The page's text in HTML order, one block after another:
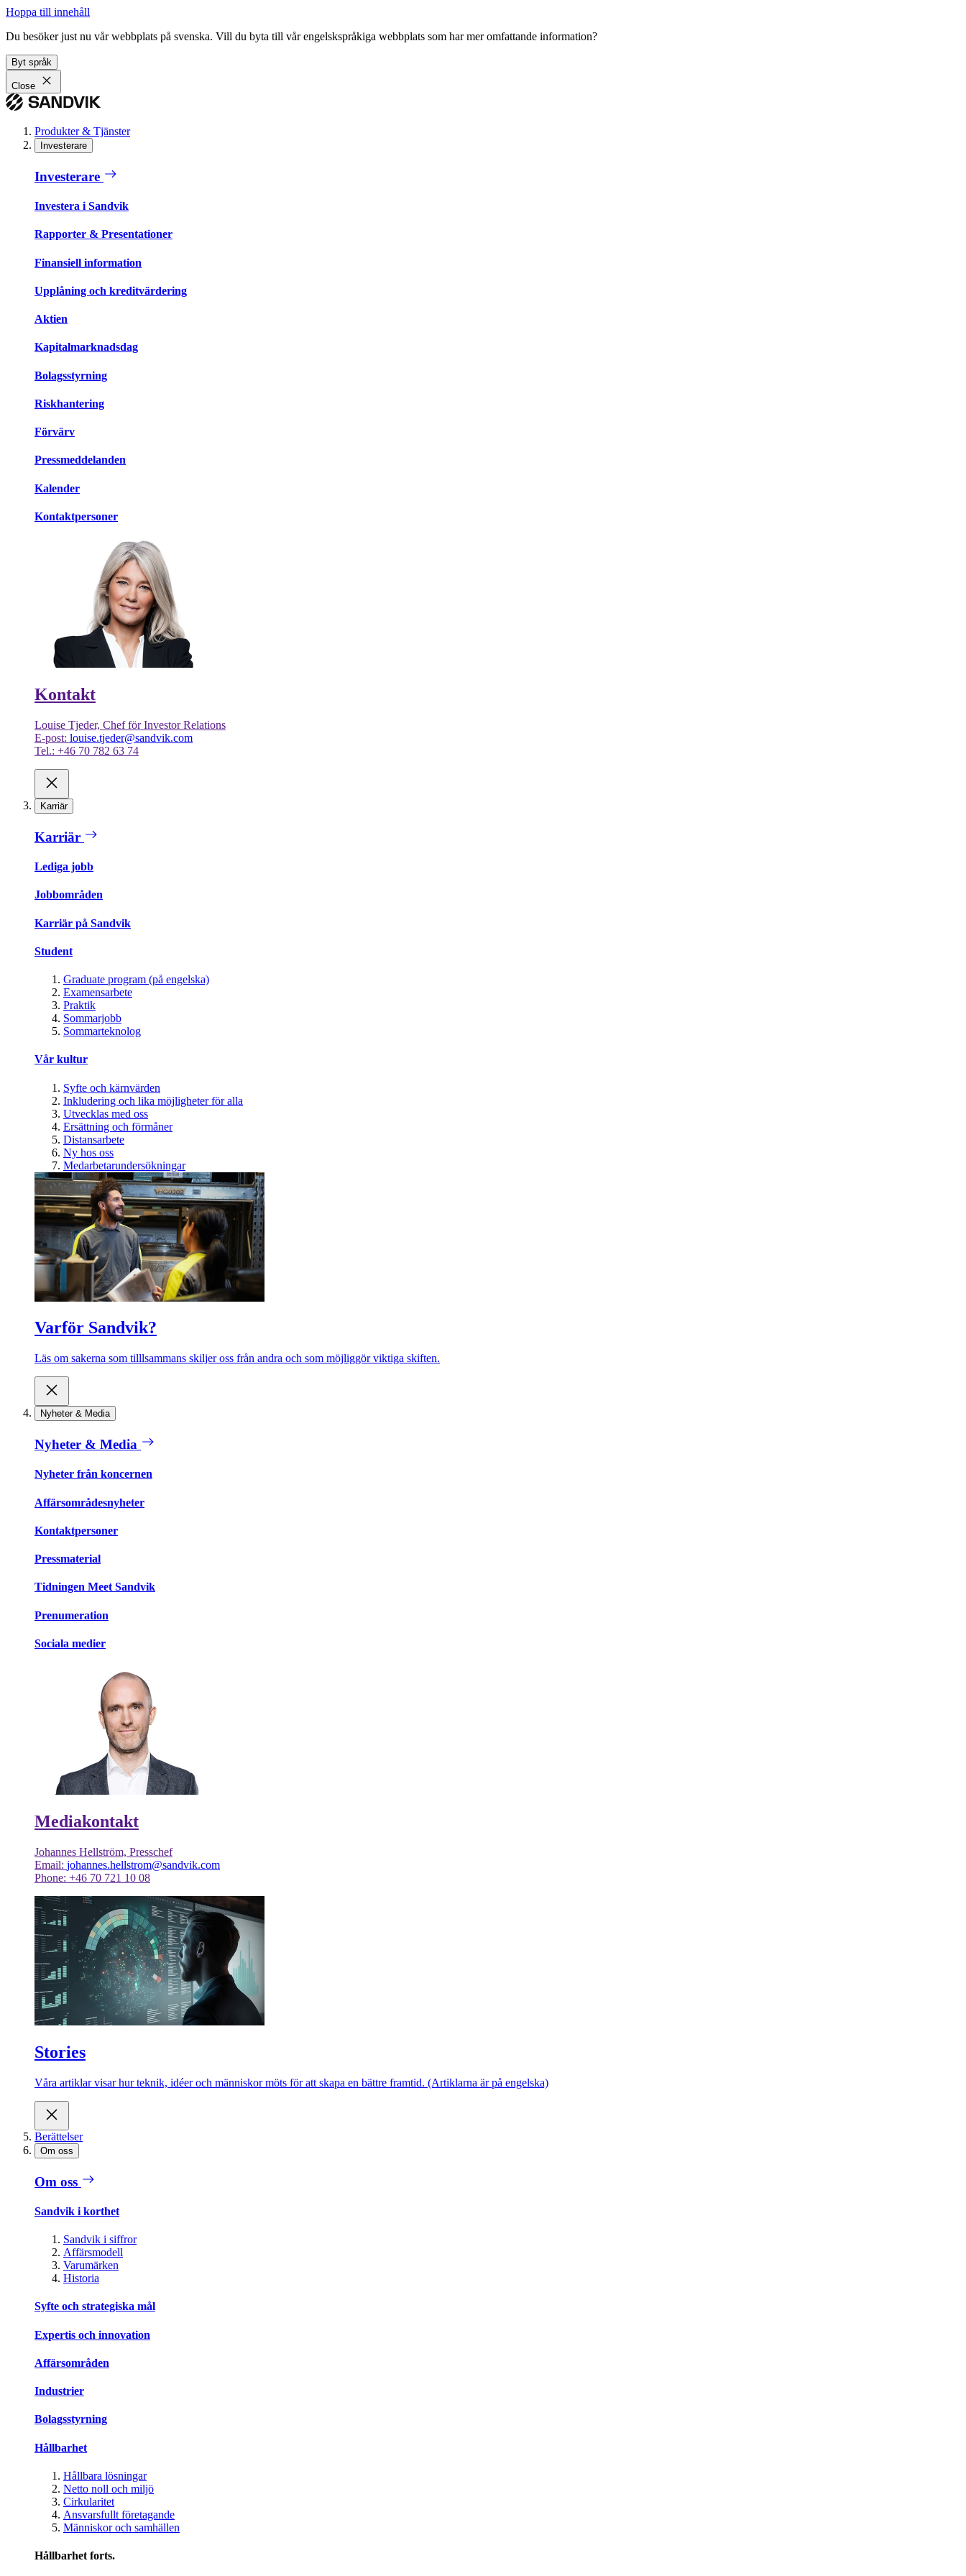
Hoppa till innehåll
Du besöker just nu vår webbplats på svenska. Vill du byta till vår engelskspråkiga webbplats som har mer omfattande information?
Byt språk
Close
Produkter & Tjänster
Investerare
Investerare
Investera i Sandvik
Rapporter & Presentationer
Finansiell information
Upplåning och kreditvärdering
Aktien
Kapitalmarknadsdag
Bolagsstyrning
Riskhantering
Förvärv
Pressmeddelanden
Kalender
Kontaktpersoner
Kontakt
Louise Tjeder, Chef för Investor Relations
E-post: louise.tjeder@sandvik.com
Tel.: +46 70 782 63 74
Karriär
Karriär
Lediga jobb
Jobbområden
Karriär på Sandvik
Student
Graduate program (på engelska)
Examensarbete
Praktik
Sommarjobb
Sommarteknolog
Vår kultur
Syfte och kärnvärden
Inkludering och lika möjligheter för alla
Utvecklas med oss
Ersättning och förmåner
Distansarbete
Ny hos oss
Medarbetarundersökningar
Varför Sandvik?
Läs om sakerna som tilllsammans skiljer oss från andra och som möjliggör viktiga skiften.
Nyheter & Media
Nyheter & Media
Nyheter från koncernen
Affärsområdesnyheter
Kontaktpersoner
Pressmaterial
Tidningen Meet Sandvik
Prenumeration
Sociala medier
Mediakontakt
Johannes Hellström, Presschef
Email: johannes.hellstrom@sandvik.com
Phone: +46 70 721 10 08
Stories
Våra artiklar visar hur teknik, idéer och människor möts för att skapa en bättre framtid. (Artiklarna är på engelska)
Berättelser
Om oss
Om oss
Sandvik i korthet
Sandvik i siffror
Affärsmodell
Varumärken
Historia
Syfte och strategiska mål
Expertis och innovation
Affärsområden
Industrier
Bolagsstyrning
Hållbarhet
Hållbara lösningar
Netto noll och miljö
Cirkularitet
Ansvarsfullt företagande
Människor och samhällen
Hållbarhet forts.